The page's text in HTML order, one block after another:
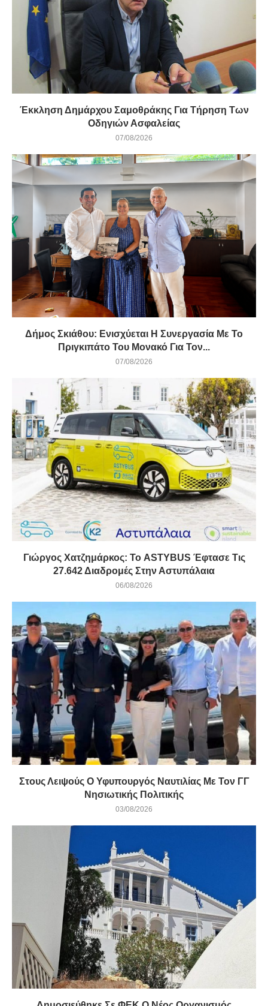
Έκκληση Δημάρχου Σαμοθράκης Για Τήρηση Των
Οδηγιών Ασφαλείας
07/08/2026
Δήμος Σκιάθου: Ενισχύεται Η Συνεργασία Με Το
Πριγκιπάτο Του Μονακό Για Τον...
07/08/2026
Γιώργος Χατζημάρκος: Το ASTYBUS Έφτασε Τις
27.642 Διαδρομές Στην Αστυπάλαια
06/08/2026
Στους Λειψούς Ο Υφυπουργός Ναυτιλίας Με Τον ΓΓ
Νησιωτικής Πολιτικής
03/08/2026